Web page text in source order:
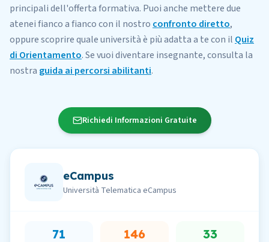
principali dell'offerta formativa. Puoi anche mettere due
atenei fianco a fianco con il nostro confronto diretto,
oppure scoprire quale università è più adatta a te con il Quiz
di Orientamento. Se vuoi diventare insegnante, consulta la
nostra guida ai percorsi abilitanti.
Richiedi Informazioni Gratuite
eCampus
Università Telematica eCampus
71 146 33